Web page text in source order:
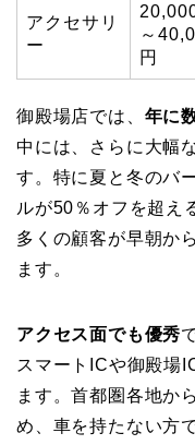
アクセサリ
ー
～
円
御殿場店では、 年に
中には、さらに大幅
す。特に夏と冬のバ
ルが50％オフを超え
多くの顧客が早朝か
ます。
アクセス面でも優秀
スマートICや御殿場
ます。首都圏各地か
め、車を持たない方